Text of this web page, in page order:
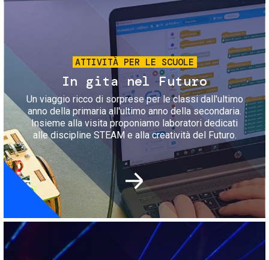
Immagine
ATTIVITÀ PER LE SCUOLE
In gita nel Futuro
Un viaggio ricco di sorprese per le classi dall'ultimo
anno della primaria all'ultimo anno della secondaria.
Insieme alla visita proponiamo laboratori dedicati
alle discipline STEAM e alla creatività del Futuro.
Immagine